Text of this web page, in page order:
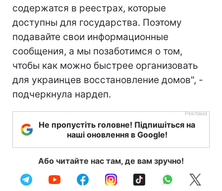
содержатся в реестрах, которые
доступны для государства. Поэтому
подавайте свои информационные
сообщения, а мы позаботимся о том,
чтобы как можно быстрее организовать
для украинцев восстановление домов", -
подчеркнула нардеп.
Не пропустіть головне! Підпишіться на
наші оновлення в Google!
Або читайте нас там, де вам зручно!